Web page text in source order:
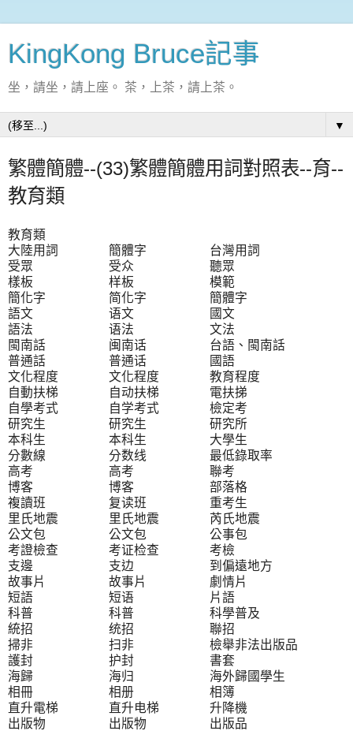
KingKong Bruce記事
坐，請坐，請上座。 茶，上茶，請上茶。
▼
繁體簡體--(33)繁體簡體用詞對照表--育--
教育類
教育類
大陸用詞 簡體字 台灣用詞
受眾 受众 聽眾
樣板 样板 模範
簡化字 简化字 簡體字
語文 语文 國文
語法 语法 文法
閩南話 闽南话 台語、閩南話
普通話 普通话 國語
文化程度 文化程度 教育程度
自動扶梯 自动扶梯 電扶挮
自學考式 自学考式 檢定考
研究生 研究生 研究所
本科生 本科生 大學生
分數線 分数线 最低錄取率
高考 高考 聯考
博客 博客 部落格
複讀班 复读班 重考生
里氏地震 里氏地震 芮氏地震
公文包 公文包 公事包
考證檢查 考证检查 考檢
支邊 支边 到偏遠地方
故事片 故事片 劇情片
短語 短语 片語
科普 科普 科學普及
統招 统招 聯招
掃非 扫非 檢舉非法出版品
護封 护封 書套
海歸 海归 海外歸國學生
相冊 相册 相簿
直升電梯 直升电梯 升降機
出版物 出版物 出版品